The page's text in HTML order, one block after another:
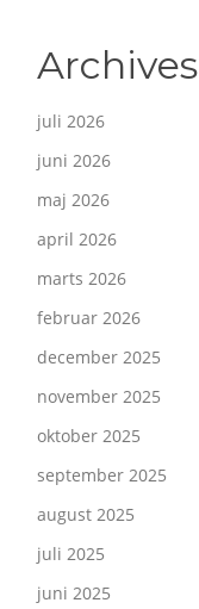
Archives
juli 2026
juni 2026
maj 2026
april 2026
marts 2026
februar 2026
december 2025
november 2025
oktober 2025
september 2025
august 2025
juli 2025
juni 2025